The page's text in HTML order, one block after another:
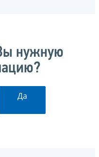
нужную
Да